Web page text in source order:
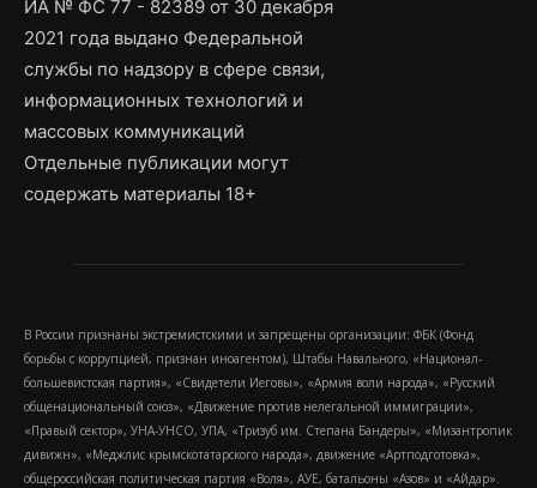
ИА № ФС 77 - 82389 от 30 декабря
2021 года выдано Федеральной
службы по надзору в сфере связи,
информационных технологий и
массовых коммуникаций
Отдельные публикации могут
содержать материалы 18+
В России признаны экстремистскими и запрещены организации: ФБК (Фонд
борьбы с коррупцией, признан иноагентом), Штабы Навального, «Национал-
большевистская партия», «Свидетели Иеговы», «Армия воли народа», «Русский
общенациональный союз», «Движение против нелегальной иммиграции»,
«Правый сектор», УНА-УНСО, УПА, «Тризуб им. Степана Бандеры», «Мизантропик
дивижн», «Меджлис крымскотатарского народа», движение «Артподготовка»,
общероссийская политическая партия «Воля», АУЕ, батальоны «Азов» и «Айдар».